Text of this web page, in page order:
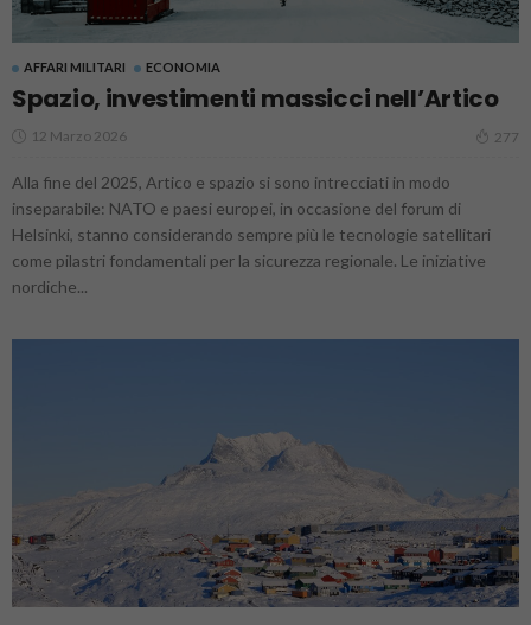
AFFARI MILITARI ECONOMIA
Spazio, investimenti massicci nell’Artico
12 Marzo 2026 277
Alla fine del 2025, Artico e spazio si sono intrecciati in modo
inseparabile: NATO e paesi europei, in occasione del forum di
Helsinki, stanno considerando sempre più le tecnologie satellitari
come pilastri fondamentali per la sicurezza regionale. Le iniziative
nordiche...